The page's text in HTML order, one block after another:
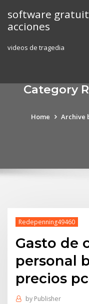
content
software
acciones
videos de tragedia
Category
Home Archive
Redepenning49460
Gasto de
personal
precios
by Publisher